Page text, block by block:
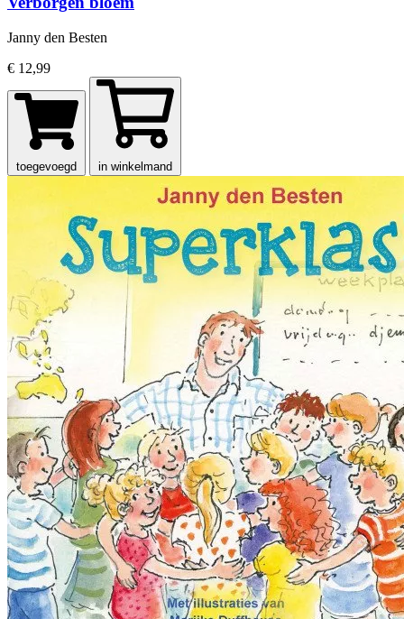
Janny den Besten
€ 12,99
toegevoegd in winkelmand